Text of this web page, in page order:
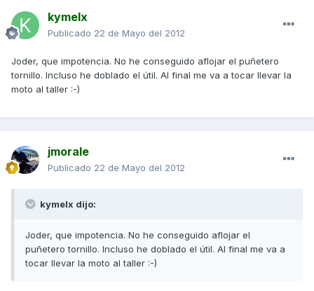
kymelx
Publicado 22 de Mayo del 2012
Joder, que impotencia. No he conseguido aflojar el puñetero
tornillo. Incluso he doblado el útil. Al final me va a tocar llevar la
moto al taller :-)
jmorale
Publicado 22 de Mayo del 2012
kymelx dijo:
Joder, que impotencia. No he conseguido aflojar el
puñetero tornillo. Incluso he doblado el útil. Al final me va a
tocar llevar la moto al taller :-)